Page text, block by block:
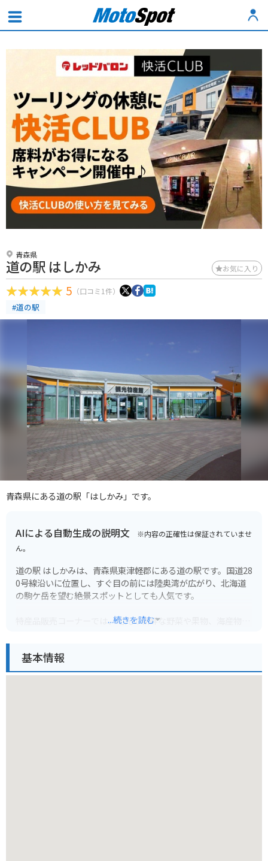
青森県
道の駅 はしかみ お気に入り
5 （口コミ1件）
#道の駅
青森県にある道の駅「はしかみ」です。
AIによる自動生成の説明文 ※内容の正確性は保証されていませ
ん。
道の駅 はしかみは、青森県東津軽郡にある道の駅です。国道28
0号線沿いに位置し、すぐ目の前には陸奥湾が広がり、北海道
の駒ケ岳を望む絶景スポットとしても人気です。
特産品販売コーナーでは、地元の新鮮な野菜や果物、海産物の
す。
...続きを読む
基本情報